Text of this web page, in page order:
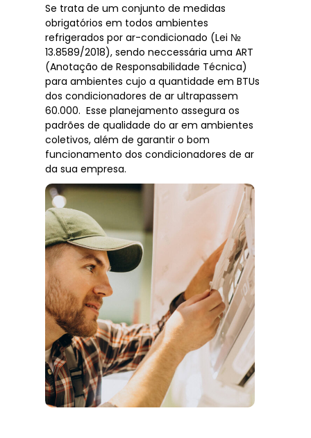
Se trata de um conjunto de medidas
obrigatórios em todos ambientes
refrigerados por ar-condicionado (Lei №
13.8589/2018), sendo neccessária uma ART
(Anotação de Responsabilidade Técnica)
para ambientes cujo a quantidade em BTUs
dos condicionadores de ar ultrapassem
60.000. Esse planejamento assegura os
padrões de qualidade do ar em ambientes
coletivos, além de garantir o bom
funcionamento dos condicionadores de ar
da sua empresa.